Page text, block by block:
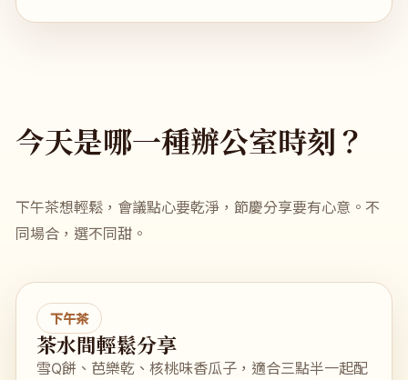
今天是哪一種辦公室時刻？
下午茶想輕鬆，會議點心要乾淨，節慶分享要有心意。不
同場合，選不同甜。
下午茶
茶水間輕鬆分享
雪Q餅、芭樂乾、核桃味香瓜子，適合三點半一起配